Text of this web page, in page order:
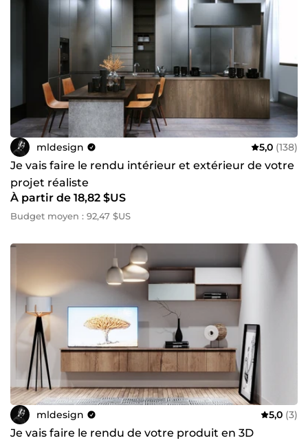
mldesign 5,0 (138)
Je vais faire le rendu intérieur et extérieur de votre
projet réaliste
À partir de 18,82 $US
Budget moyen : 92,47 $US
mldesign 5,0 (3)
Je vais faire le rendu de votre produit en 3D